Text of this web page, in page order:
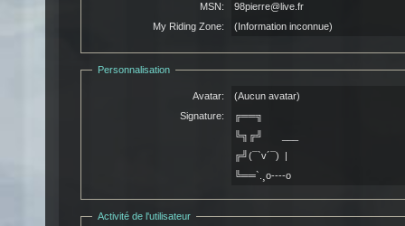
MSN:
98pierre@live.fr
My Riding Zone:
(Information inconnue)
Personnalisation
Avatar:
(Aucun avatar)
Signature:
╔══╗
╚╗╔╝ ___
╔╝(¯`v´¯) |
╚══`.¸o----o
Activité de l'utilisateur